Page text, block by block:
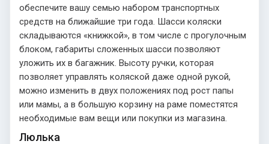
обеспечите вашу семью набором транспортных
средств на ближайшие три года. Шасси коляски
складываются «книжкой», в том числе с прогулочным
блоком, габариты сложенных шасси позволяют
уложить их в багажник. Высоту ручки, которая
позволяет управлять коляской даже одной рукой,
можно изменить в двух положениях под рост папы
или мамы, а в большую корзину на раме поместятся
необходимые вам вещи или покупки из магазина.
Люлька